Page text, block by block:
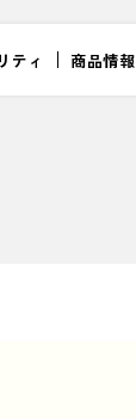
ティ 商品情報